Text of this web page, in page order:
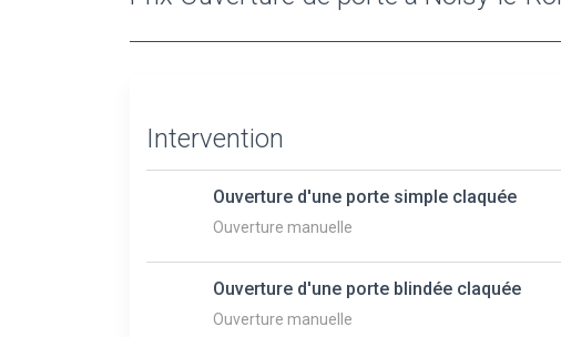
Intervention
Ouverture d'une porte simple claquée
Ouverture manuelle
Ouverture d'une porte blindée claquée
Ouverture manuelle